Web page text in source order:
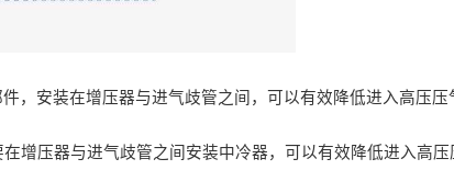
，安装在增压器与进气歧管之间，可以有效降低进入高压
增压器与进气歧管之间安装中冷器，可以有效降低进入高